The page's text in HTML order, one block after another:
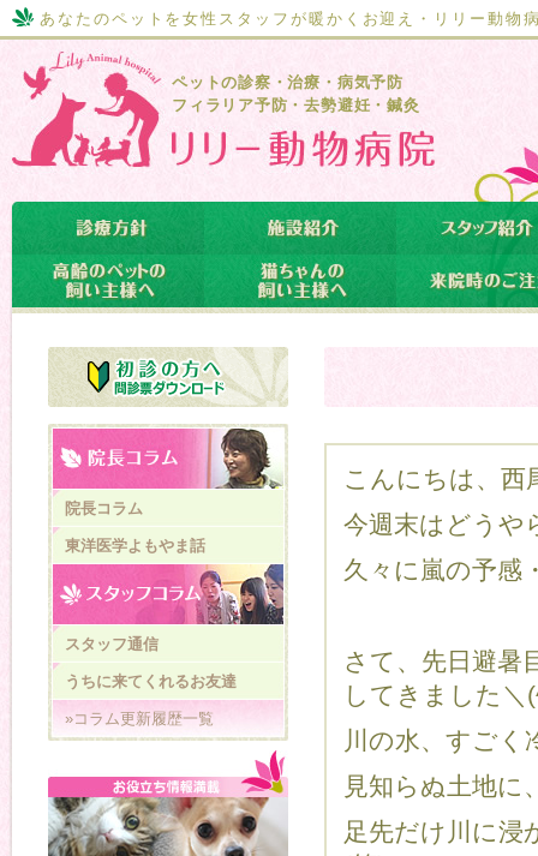
あなたのペットを女性スタッフが暖かくお迎え・リリー動物
ペットの診察・治療・病気予防
フィラリア予防・去勢避妊・鍼灸
こんにちは、西
今週末はどうや
久々に嵐の予感
さて、先日避暑
してきました＼
川の水、すごく
見知らぬ土地に
足先だけ川に浸
院長コラム
東洋医学よもやま話
スタッフ通信
うちに来てくれるお友達
»コラム更新履歴一覧